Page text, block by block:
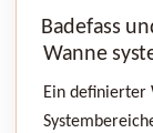
Badefass
Wanne
Ein definierter